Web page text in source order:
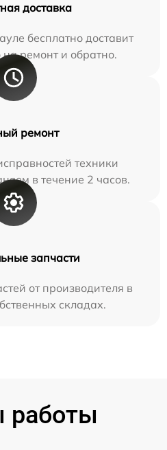
доставка
бесплатно доставит
на ремонт и обратно.
ремонт
техники
в течение 2 часов.
запчасти
от производителя в
складах.
работы